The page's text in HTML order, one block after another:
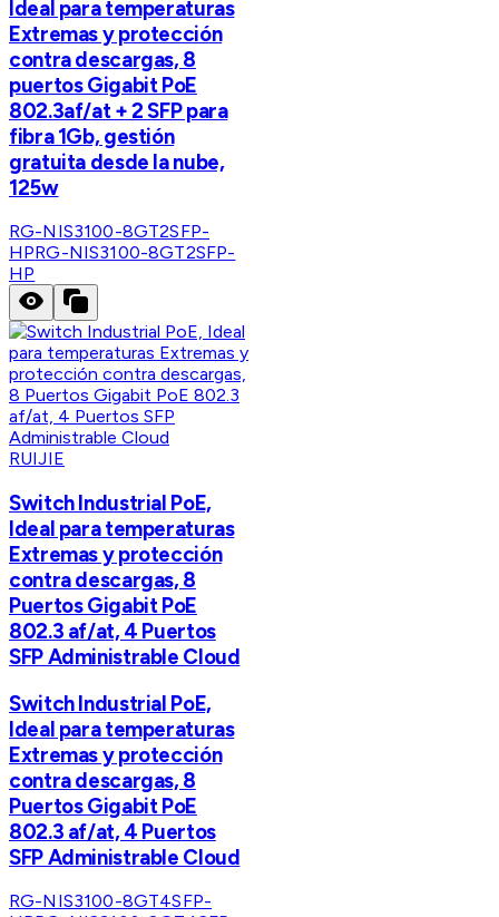
Ideal para temperaturas
Extremas y protección
contra descargas, 8
puertos Gigabit PoE
802.3af/at + 2 SFP para
fibra 1Gb, gestión
gratuita desde la nube,
125w
RG-NIS3100-8GT2SFP-
HPRG-NIS3100-8GT2SFP-
HP
RUIJIE
Switch Industrial PoE,
Ideal para temperaturas
Extremas y protección
contra descargas, 8
Puertos Gigabit PoE
802.3 af/at, 4 Puertos
SFP Administrable Cloud
Switch Industrial PoE,
Ideal para temperaturas
Extremas y protección
contra descargas, 8
Puertos Gigabit PoE
802.3 af/at, 4 Puertos
SFP Administrable Cloud
RG-NIS3100-8GT4SFP-